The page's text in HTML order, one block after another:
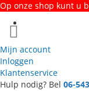
Op onze shop kunt u
naar
inhoud
Mijn account
Inloggen
Klantenservice
Hulp nodig? Bel 06-